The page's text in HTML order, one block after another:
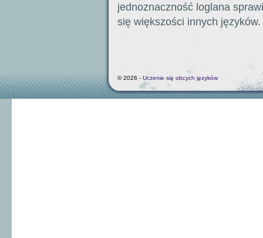
jednoznaczność loglana
się większości innych języków.
© 2026 - Uczenie się obcych języków